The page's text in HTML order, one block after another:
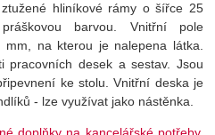
hliníkové rámy o šířce 25
barvou. Vnitřní pole
na kterou je nalepena látka.
pracovních desek a sestav. Jsou
ke stolu. Vnitřní deska je
- lze využívat jako nástěnka.